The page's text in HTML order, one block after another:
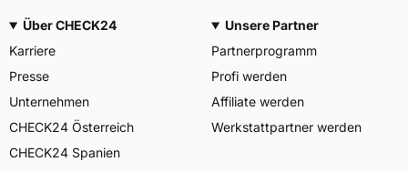
Allgemeine Produktsicherheit (GPSR)
Herstellerkontakt
BRIDGESTONE EU NV/SA,
Via del Fosso del Salceto
13/15 00128 Rome Italien,
market.surveillance@bridges
Über CHECK24
Karriere
Presse
Unternehmen
CHECK24 Österreich
CHECK24 Spanien
Unsere Partner
Partnerprogramm
Profi werden
Affiliate werden
Werkstattpartner werden